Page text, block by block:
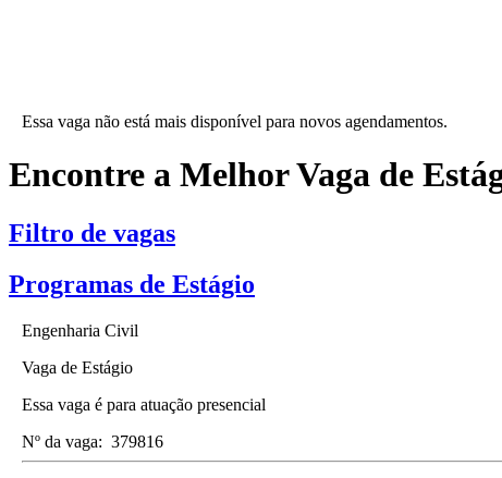
Essa vaga não está mais disponível para novos agendamentos.
Encontre a Melhor Vaga de
Filtro de vagas
Programas de Estágio
Engenharia Civil
Vaga de Estágio
Essa vaga é para atuação presencial
Nº da vaga: 379816